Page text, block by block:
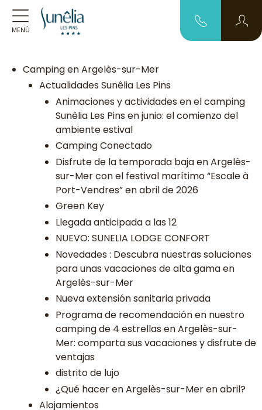
MENÚ
Camping en Argelès-sur-Mer
Actualidades Sunêlia Les Pins
Animaciones y actividades en el camping
Sunêlia Les Pins en junio: el comienzo del
ambiente estival
Camping Conectado
Disfrute de la temporada baja en Argelès-
sur-Mer con el festival marítimo “Escale à
Port-Vendres” en abril de 2026
Green Key
Llegada anticipada a las 12
NUEVO: SUNELIA LODGE CONFORT
Novedades : Descubra nuestras soluciones
para unas vacaciones de alta gama en
Argelès-sur-Mer
Nueva extensión sanitaria privada
Programa de recomendación en nuestro
camping de 4 estrellas en Argelès-sur-
Mer: comparta sus vacaciones y disfrute de
ventajas
distrito de lujo
¿Qué hacer en Argelès-sur-Mer en abril?
Alojamientos